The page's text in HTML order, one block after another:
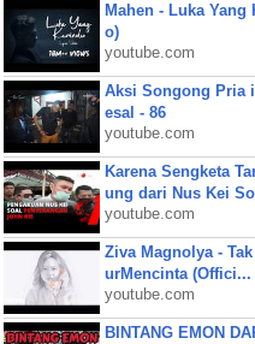
Mahen - Luka
o)
youtube.com
Aksi Songong Pria
esal - 86
youtube.com
Karena Sengketa
ung dari Nus Kei
youtube.com
Ziva Magnolya -
urMencinta (Offici...
youtube.com
BINTANG EMON